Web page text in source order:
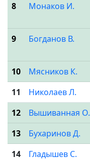
8
Монаков И.
9
Богданов В.
10
Мясников К.
11
Николаев Л.
12
Вышиванная О.
13
Бухаринов Д.
14
Гладышев С.